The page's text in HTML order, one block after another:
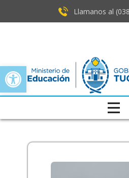
Open toolbar
Llamanos al